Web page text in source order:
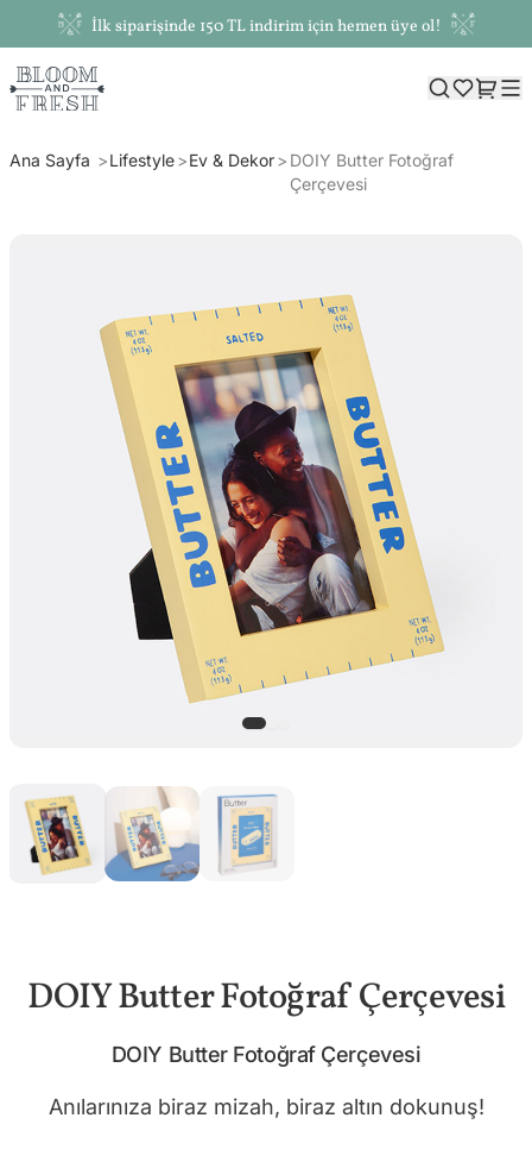
İlk siparişinde 150 TL indirim için hemen üye ol!
Ana Sayfa Lifestyle Ev & Dekor
DOIY Butter Fotoğraf
Çerçevesi
DOIY Butter Fotoğraf Çerçevesi
DOIY Butter Fotoğraf Çerçevesi
Anılarınıza biraz mizah, biraz altın dokunuş!